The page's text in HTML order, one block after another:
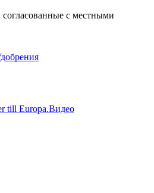
с местными
till Europa.Видео